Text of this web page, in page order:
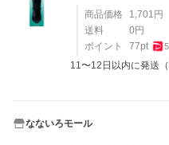
商品価格 1,701 円
送料
0 円
ポイント
77pt 5
11〜12日以内に発送（
なないろモール